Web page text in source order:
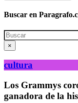
Buscar en
Search
×
cultura
Los Grammys
ganadora de la